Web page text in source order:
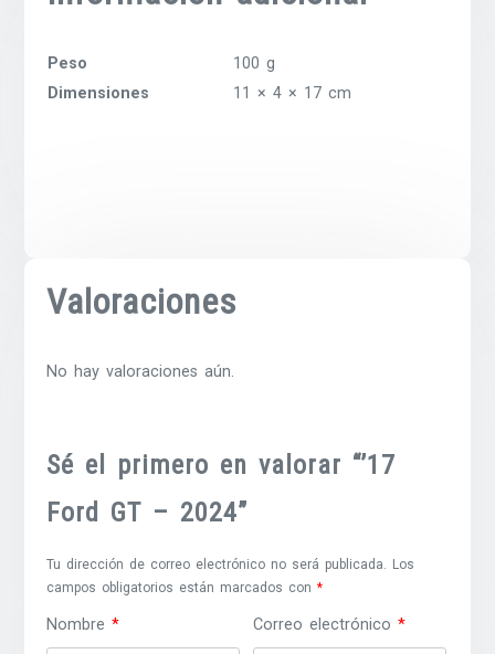
Peso
100 g
Dimensiones
11 × 4 × 17 cm
Valoraciones
No hay valoraciones aún.
Sé el primero en valorar “’17
Ford GT – 2024”
Tu dirección de correo electrónico no será publicada. Los
campos obligatorios están marcados con*
Nombre* Correo electrónico*